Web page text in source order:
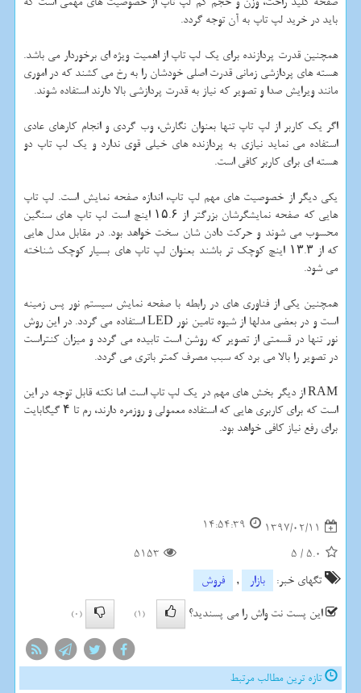
باید در خرید لپ تاپ به آن توجه گردد.
همچنین قدرت پردازنده برای یك لپ تاپ از اهمیت ویژه ای برخوردار می باشد.
هسته های پردازشی زمانی قدرت اصلی خودشان را به رخ می كشند كه در اموری
مانند ویرایش صدا و تصویر كه نیاز به قدرت پردازشی بالا دارند استفاده شوند.
اگر یك كاربر از لپ تاپ تنها بعنوان نگارش، وب گردی و انجام كارهای عادی
استفاده می نماید نیازی به پردازنده های خیلی قوی ندارد و یك لپ تاپ دو
هسته ای برای كاربر كافی است.
یكی دیگر از خصوصیت های مهم لپ تاپ، اندازه صفحه نمایش است. لپ تاپ
هایی كه صفحه نمایشگرشان بزرگتر از ۱۵.۶ اینچ است لپ تاپ های سنگین
محسوب می شوند و حركت دادن شان سخت خواهد بود. در مقابل مدل هایی
كه از ۱۳.۳ اینچ كوچك تر باشند بعنوان لپ تاپ های بسیار كوچك شناخته
می شود.
همچنین یكی از فناوری های در رابطه با صفحه نمایش سیستم نور پس زمینه
است و در بعضی مدلها از شیوه تامین نور LED استفاده می گردد. در این روش
نور تنها در قسمتی از تصویر كه روشن است تابیده می گردد و میزان كنتراست
در تصویر را بالا می برد كه سبب مصرف كمتر باتری می گردد.
RAM از دیگر بخش های مهم در یك لپ تاپ است اما نكته قابل توجه در این
است كه برای كاربری هایی كه استفاده معمولی و روزمره دارند، رم تا ۴ گیگابایت
برای رفع نیاز كافی خواهد بود.
1397/02/11
14:54:39
5.0
/
5
5153
تگهای خبر:
بازار ,
فروش
این پست نت واش را می پسندید؟
(1)
(0)
تازه ترین مطالب مرتبط